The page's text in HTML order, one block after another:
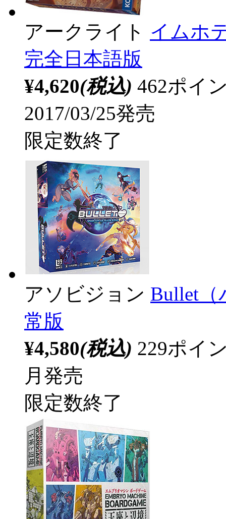
アークライト イムホ
完全日本語版
¥4,620(税込) 462ポイ
2017/03/25発売
限定数終了
アソビジョン Bullet（
常版
¥4,580(税込) 229ポイ
月発売
限定数終了